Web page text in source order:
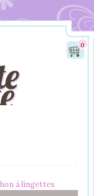
0
à lingettes